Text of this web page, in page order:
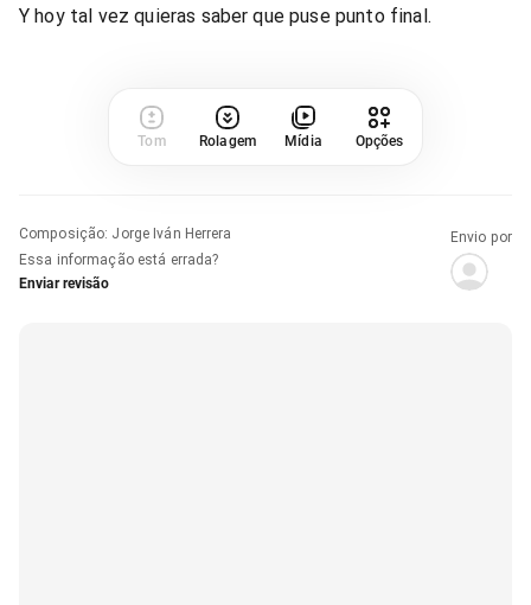
Y hoy tal vez quieras saber que puse punto final.
Tom Rolagem Mídia Opções
Composição: Jorge Iván Herrera
Essa informação está errada?
Enviar revisão
Envio por